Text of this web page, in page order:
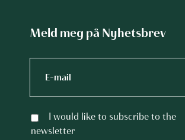
Meld meg på Nyhetsbrev
I would like to subscribe to the
newsletter